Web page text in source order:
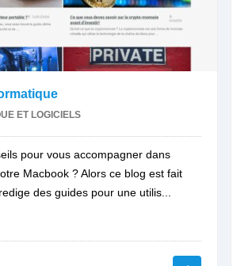
ET LOGICIELS
pour vous accompagner dans
Macbook ? Alors ce blog est fait
des guides pour une utilis...